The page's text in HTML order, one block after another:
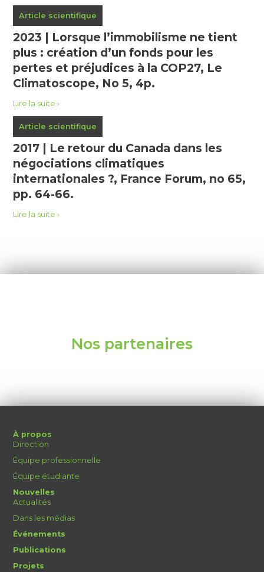
Article scientifique
2023 | Lorsque l’immobilisme ne tient
plus : création d’un fonds pour les
pertes et préjudices à la COP27, Le
Climatoscope, No 5, 4p.
Lire la suite
Article scientifique
2017 | Le retour du Canada dans les
négociations climatiques
internationales ?, France Forum, no 65,
pp. 64-66.
Lire la suite
Nos partenaires
À propos
Direction
Équipe professionnelle
Équipe étudiante
Nouvelles
Actualités
Dans les médias
Événements
Publications
Projets